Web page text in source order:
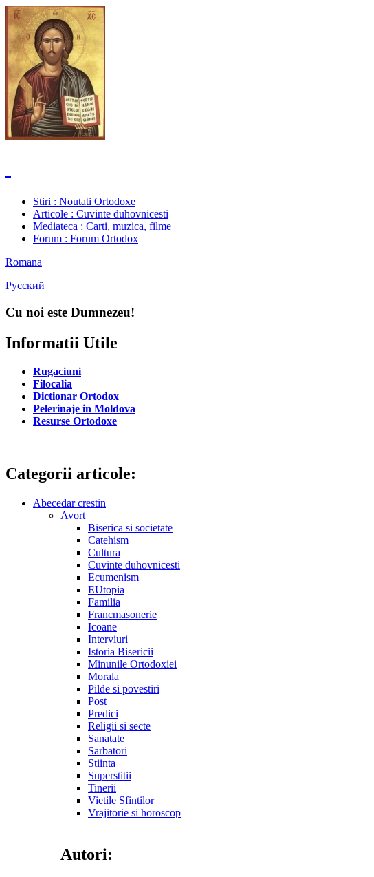
Stiri : Noutati Ortodoxe
Articole : Cuvinte duhovnicesti
Mediateca : Carti, muzica, filme
Forum : Forum Ortodox
Romana
Русский
Cu noi este Dumnezeu!
Informatii Utile
Rugaciuni
Filocalia
Dictionar Ortodox
Pelerinaje in Moldova
Resurse Ortodoxe
Categorii articole:
Abecedar crestin
Avort
Biserica si societate
Catehism
Cultura
Cuvinte duhovnicesti
Ecumenism
EUtopia
Familia
Francmasonerie
Icoane
Interviuri
Istoria Bisericii
Minunile Ortodoxiei
Morala
Pilde si povestiri
Post
Predici
Religii si secte
Sanatate
Sarbatori
Stiinta
Superstitii
Tinerii
Vietile Sfintilor
Vrajitorie si horoscop
Autori: